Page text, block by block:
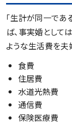
「生計が同一であ
ば、事実婚として
ような生活費を夫
食費
住居費
水道光熱費
通信費
保険医療費